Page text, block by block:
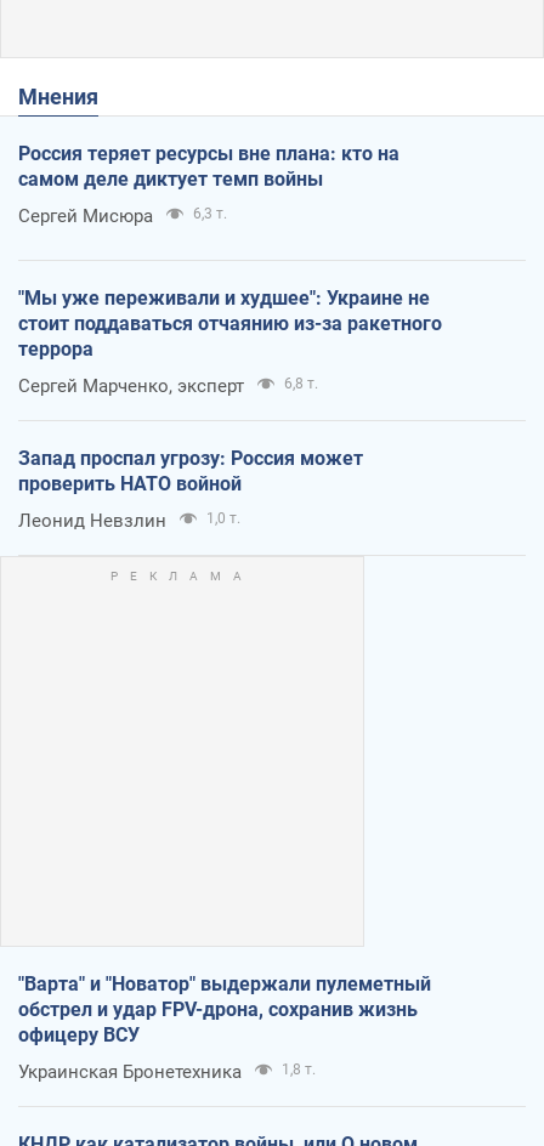
Мнения
Россия теряет ресурсы вне плана: кто на
самом деле диктует темп войны
Сергей Мисюра 6,3 т.
"Мы уже переживали и худшее": Украине не
стоит поддаваться отчаянию из-за ракетного
террора
Сергей Марченко, эксперт 6,8 т.
Запад проспал угрозу: Россия может
проверить НАТО войной
Леонид Невзлин 1,0 т.
"Варта" и "Новатор" выдержали пулеметный
обстрел и удар FPV-дрона, сохранив жизнь
офицеру ВСУ
Украинская Бронетехника 1,8 т.